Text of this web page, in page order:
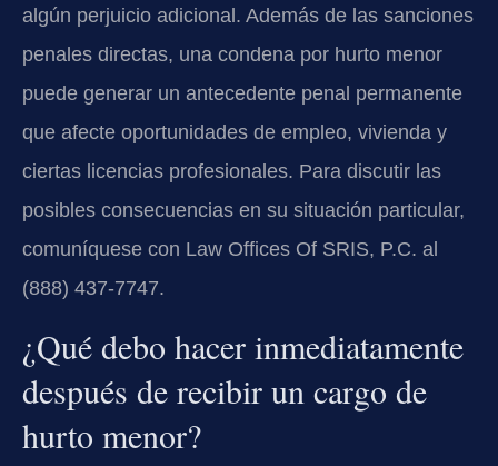
algún perjuicio adicional. Además de las sanciones
penales directas, una condena por hurto menor
puede generar un antecedente penal permanente
que afecte oportunidades de empleo, vivienda y
ciertas licencias profesionales. Para discutir las
posibles consecuencias en su situación particular,
comuníquese con Law Offices Of SRIS, P.C. al
(888) 437-7747.
¿Qué debo hacer inmediatamente
después de recibir un cargo de
hurto menor?